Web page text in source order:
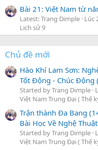
Bài 21: Việt Nam từ
Latest: Trang Dimple Lúc
Lịch sử 9
Chủ đề mới
Hào Khí Lam Sơn:
Tốt Động - Chúc Động
Started by Trang Dimple
Việt Nam Trung Đại ( Thế
Trận thành Đa Bang
Bài Học Về Nghệ
Started by Trang Dimple
Việt Nam Trung Đại ( Thế